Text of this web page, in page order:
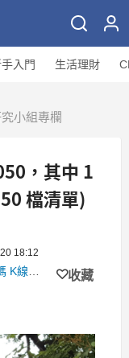
入門 生活理財
小組專欄
，其中 1
檔清單)
18:12
研究小組 ,CMoney
收藏